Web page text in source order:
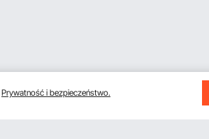
Prywatność i bezpieczeństwo.